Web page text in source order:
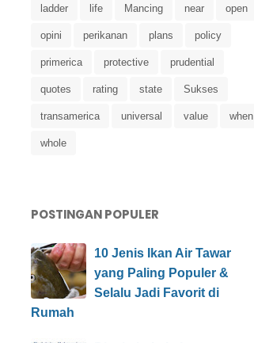
ladder life Mancing near open
opini perikanan plans policy
primerica protective prudential
quotes rating state Sukses
transamerica universal value when
whole
POSTINGAN POPULER
10 Jenis Ikan Air Tawar
yang Paling Populer &
Selalu Jadi Favorit di
Rumah